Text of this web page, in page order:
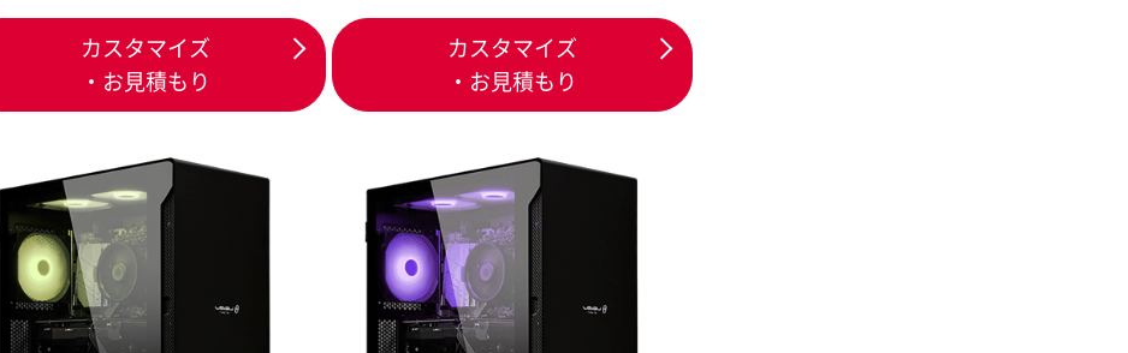
カスタマイズ
・お見積もり
カスタマイズ
・お見積もり